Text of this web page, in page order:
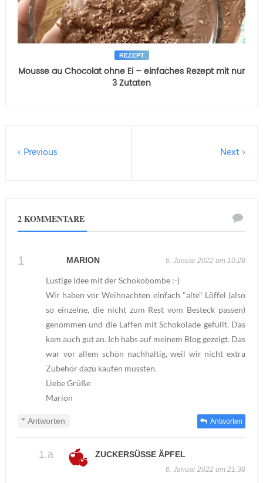
REZEPT
Mousse au Chocolat ohne Ei – einfaches Rezept mit nur
3 Zutaten
Next
Previous
2 KOMMENTARE
MARION 6. Januar 2022 um 10:28
Lustige Idee mit der Schokobombe :-)
Wir haben vor Weihnachten einfach "alte" Löffel (also
so einzelne, die nicht zum Rest vom Besteck passen)
genommen und die Laffen mit Schokolade gefüllt. Das
kam auch gut an. Ich habs auf meinem Blog gezeigt. Das
war vor allem schön nachhaltig, weil wir nicht extra
Zubehör dazu kaufen mussten.
Liebe Grüße
Marion
Antworten
Antworten
ZUCKERSÜSSE ÄPFEL
6. Januar 2022 um 21:38